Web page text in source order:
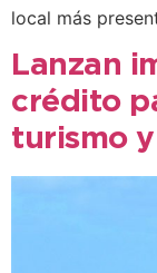
local más
Lanzan
crédito
turismo